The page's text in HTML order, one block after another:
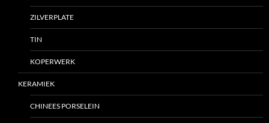
ZILVERPLATE
TIN
KOPERWERK
KERAMIEK
CHINEES PORSELEIN